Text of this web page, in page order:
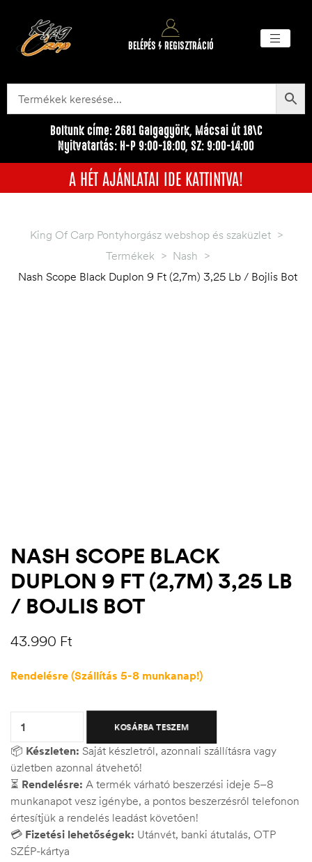
BELÉPÉS / REGISZTRÁCIÓ
Boltunk címe: 2681 Galgagyörk, Mácsai út 18\C
Nyitvatartás: H-P 9:00-18:00, SZ: 9:00-14:00
A HÉT AJÁNLATAI IDE KATTINTVA!
King Of Carp Pontyhorgász webshop és szaküzlet >
Termékek > Nash >
Nash Scope Black Duplon 9 Ft (2,7m) 3,25 Lb / Bojlis Bot
NASH SCOPE BLACK
DUPLON 9 FT (2,7M) 3,25 LB
/ BOJLIS BOT
43.990 Ft
Rendelésre (Szállítás 5-8 munkanap!)
KOSÁRBA TESZEM
📦 Készleten: Saját készletről, azonnali szállításra vagy
üzletben azonnal átvehető!
⏳ Rendelésre: A termék várható beszerzési ideje 5–8
munkanapot vesz igénybe, a pontos beszerzésről telefonon
értesítjük a rendelés leadást követően!
💳 Fizetési lehetőségek: Utánvét, banki átutalás, OTP
SZÉP-kártya